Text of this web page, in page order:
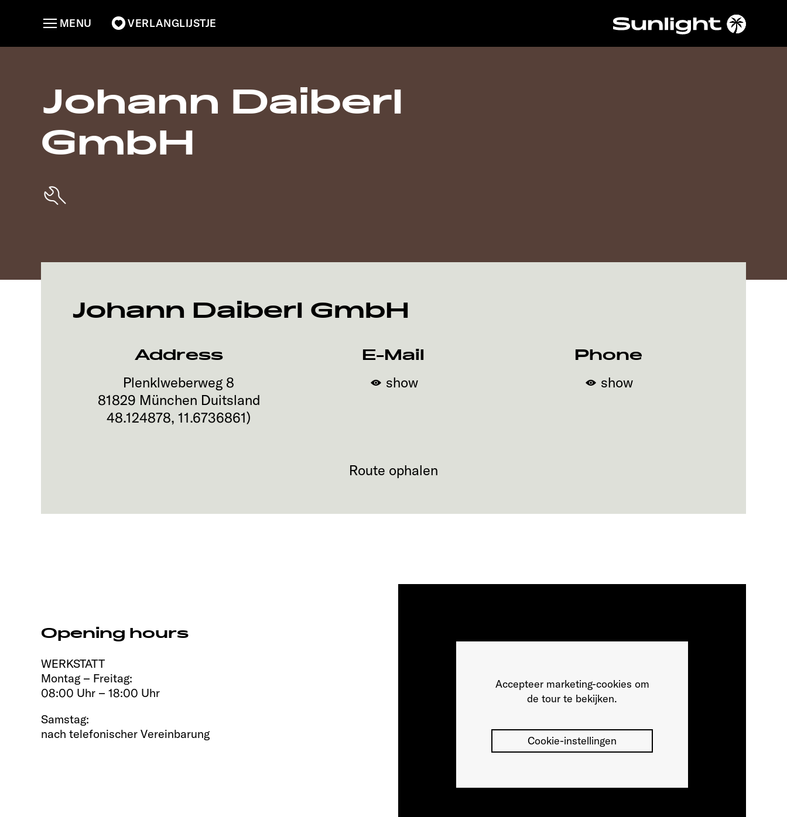
VERLANGLIJSTJE
MENU
Johann Daiberl
GmbH
Johann Daiberl GmbH
Address
Plenklweberweg 8
81829 München Duitsland
48.124878, 11.6736861)
E-Mail
show
Phone
show
Route ophalen
Opening hours
WERKSTATT
Montag – Freitag:
08:00 Uhr – 18:00 Uhr
Samstag:
nach telefonischer Vereinbarung
Accepteer marketing-cookies om
de tour te bekijken.
Cookie-instellingen